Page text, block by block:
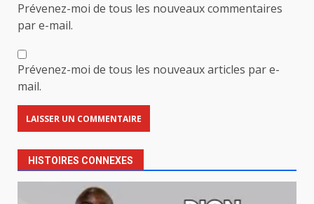
Prévenez-moi de tous les nouveaux commentaires
par e-mail.
Prévenez-moi de tous les nouveaux articles par e-
mail.
HISTOIRES CONNEXES